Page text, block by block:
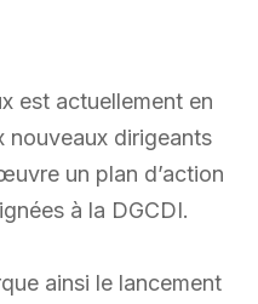
est actuellement en
nouveaux dirigeants
un plan d’action
à la DGCDI.
ainsi le lancement